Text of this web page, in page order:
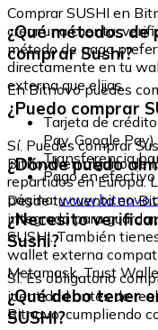
Comprar SUSHI en
crear una cuenta,
método de pago
directamente en tu
externa que elijas.
¿Qué métodos
comprar Sushi?
En Bitnovo puedes
Tarjeta de
Pay, Google Pay)
Transferencia
Pago en
¿Puedo comprar
Sí. Puedes comprar
Bitnovo en alguno de
repartidos en Europa.
página:
¿Dónde puedo
Desde tu cuenta en
integrada para
SUSHI. También
wallet externa
Metamask, Trust
¿Necesito
Sushi?
Sí. Es obligatorio
identidad antes de
Bitnovo, cumpliendo
¿Qué debo tener
SUSHI?